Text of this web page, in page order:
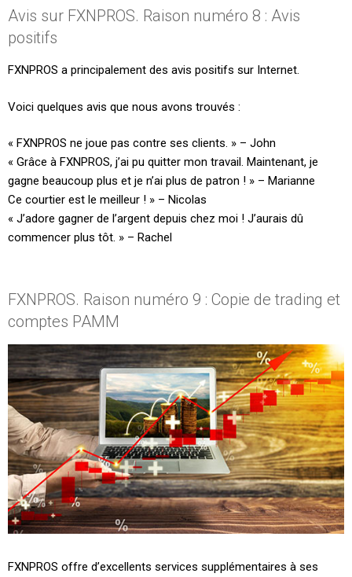
Avis sur FXNPROS. Raison numéro 8 : Avis
positifs
FXNPROS a principalement des avis positifs sur Internet.
Voici quelques avis que nous avons trouvés :
« FXNPROS ne joue pas contre ses clients. » – John
« Grâce à FXNPROS, j’ai pu quitter mon travail. Maintenant, je
gagne beaucoup plus et je n’ai plus de patron ! » – Marianne
Ce courtier est le meilleur ! » – Nicolas
« J’adore gagner de l’argent depuis chez moi ! J’aurais dû
commencer plus tôt. » – Rachel
FXNPROS. Raison numéro 9 : Copie de trading et
comptes PAMM
FXNPROS offre d’excellents services supplémentaires à ses